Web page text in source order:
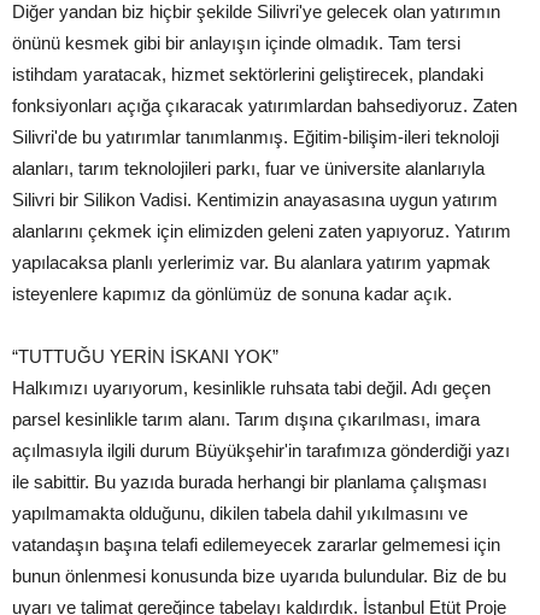
Diğer yandan biz hiçbir şekilde Silivri'ye gelecek olan yatırımın
önünü kesmek gibi bir anlayışın içinde olmadık. Tam tersi
istihdam yaratacak, hizmet sektörlerini geliştirecek, plandaki
fonksiyonları açığa çıkaracak yatırımlardan bahsediyoruz. Zaten
Silivri'de bu yatırımlar tanımlanmış. Eğitim-bilişim-ileri teknoloji
alanları, tarım teknolojileri parkı, fuar ve üniversite alanlarıyla
Silivri bir Silikon Vadisi. Kentimizin anayasasına uygun yatırım
alanlarını çekmek için elimizden geleni zaten yapıyoruz. Yatırım
yapılacaksa planlı yerlerimiz var. Bu alanlara yatırım yapmak
isteyenlere kapımız da gönlümüz de sonuna kadar açık.
“TUTTUĞU YERİN İSKANI YOK”
Halkımızı uyarıyorum, kesinlikle ruhsata tabi değil. Adı geçen
parsel kesinlikle tarım alanı. Tarım dışına çıkarılması, imara
açılmasıyla ilgili durum Büyükşehir'in tarafımıza gönderdiği yazı
ile sabittir. Bu yazıda burada herhangi bir planlama çalışması
yapılmamakta olduğunu, dikilen tabela dahil yıkılmasını ve
vatandaşın başına telafi edilemeyecek zararlar gelmemesi için
bunun önlenmesi konusunda bize uyarıda bulundular. Biz de bu
uyarı ve talimat gereğince tabelayı kaldırdık. İstanbul Etüt Proje